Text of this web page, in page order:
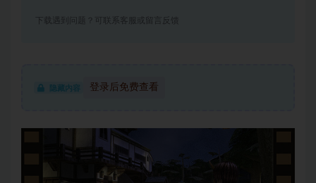
下载遇到问题？可联系客服或留言反馈
隐藏内容 登录后免费查看